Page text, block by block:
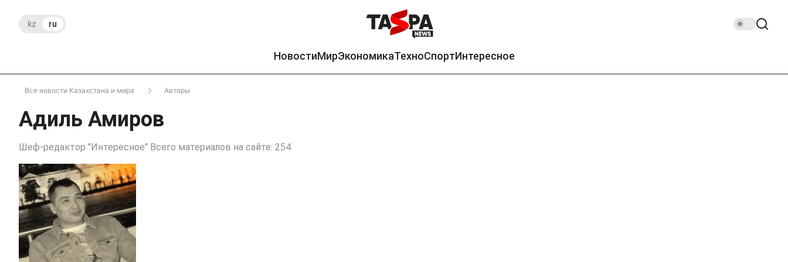
kz ru
НовостиМирЭкономикаТехноСпортИнтересное
Все новости Казахстана и мира Авторы
Адиль Амиров
Шеф-редактор "Интересное" Всего материалов на сайте: 254